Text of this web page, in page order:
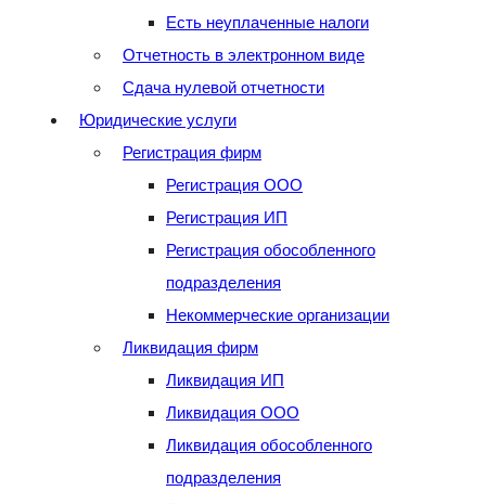
Есть неуплаченные налоги
Отчетность в электронном виде
Сдача нулевой отчетности
Юридические услуги
Регистрация фирм
Регистрация ООО
Регистрация ИП
Регистрация обособленного
подразделения
Некоммерческие организации
Ликвидация фирм
Ликвидация ИП
Ликвидация ООО
Ликвидация обособленного
подразделения